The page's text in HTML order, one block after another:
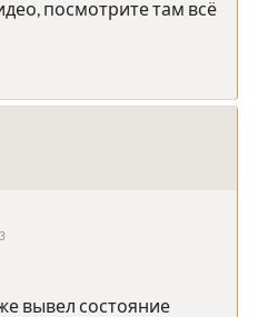
посмотрите там всё
вывел состояние